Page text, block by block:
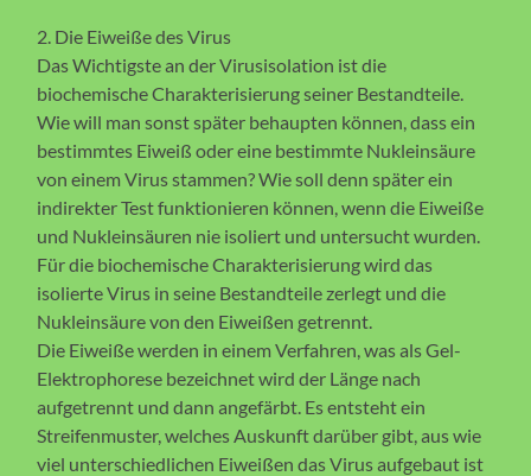
2. Die Eiweiße des Virus
Das Wichtigste an der Virusisolation ist die
biochemische Charakterisierung seiner Bestandteile.
Wie will man sonst später behaupten können, dass ein
bestimmtes Eiweiß oder eine bestimmte Nukleinsäure
von einem Virus stammen? Wie soll denn später ein
indirekter Test funktionieren können, wenn die Eiweiße
und Nukleinsäuren nie isoliert und untersucht wurden.
Für die biochemische Charakterisierung wird das
isolierte Virus in seine Bestandteile zerlegt und die
Nukleinsäure von den Eiweißen getrennt.
Die Eiweiße werden in einem Verfahren, was als Gel-
Elektrophorese bezeichnet wird der Länge nach
aufgetrennt und dann angefärbt. Es entsteht ein
Streifenmuster, welches Auskunft darüber gibt, aus wie
viel unterschiedlichen Eiweißen das Virus aufgebaut ist